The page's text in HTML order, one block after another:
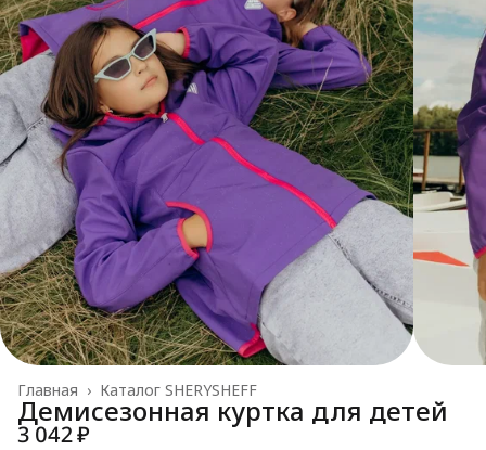
Каталог SHERYSHEFF
Главная ›
Демисезонная куртка для детей
3 042 ₽